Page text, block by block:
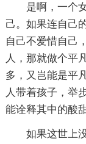
是啊，一个女
己。如果连自己
自己不爱惜自己
人，那就做个平
多，又岂能是平
人带着孩子，举
能诠释其中的酸
如果这世上没